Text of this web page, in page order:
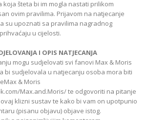
koja šteta bi im mogla nastati prilikom
ovim pravilima. Prijavom na natjecanje
su upoznati sa pravilima nagradnog
u cijelosti.
I OPIS NATJECANJA
mogu sudjelovati svi fanovi Max & Moris
bi sudjelovala u natjecanju osoba mora biti
& Moris
Max.and.Moris/ te odgovoriti na pitanje
klizni sustav te kako bi vam on upotpunio
(pisanu objavu) objave istog.